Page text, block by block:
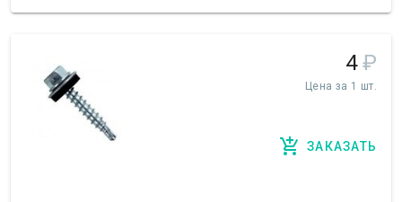
4 ₽
Цена за 1 шт.
ЗАКАЗАТЬ